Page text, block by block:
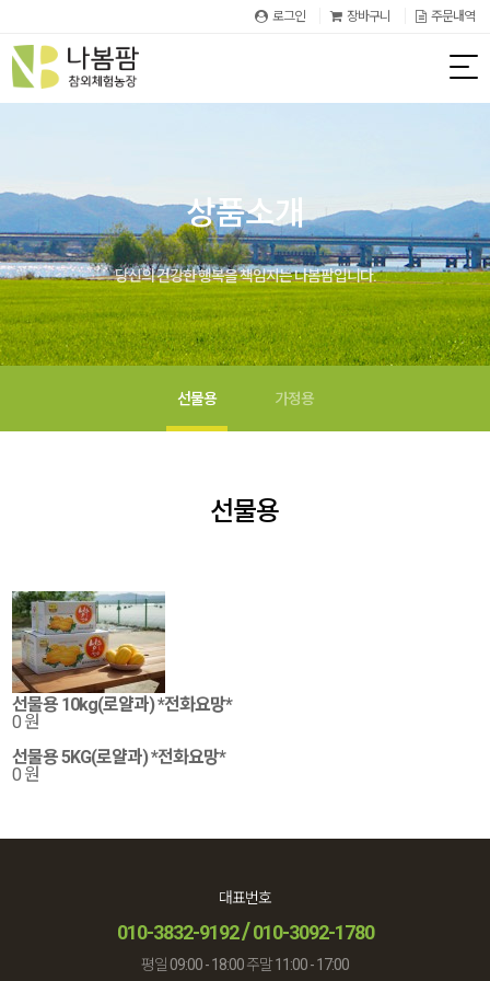
로그인 장바구니 주문내역
상품소개
당신의 건강한 행복을 책임지는 나봄팜입니다.
선물용 가정용
선물용
선물용 10kg(로얄과) *전화요망*
0 원
선물용 5KG(로얄과) *전화요망*
0 원
대표번호
010-3832-9192/010-3092-1780
평일 09:00 - 18:00 주말 11:00 - 17:00